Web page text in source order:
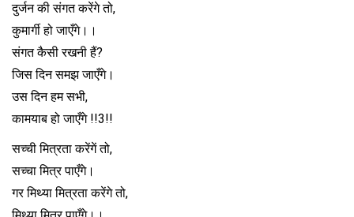
दुर्जन की संगत करेंगे तो,
कुमार्गी हो जाएँगे।।
संगत कैसी रखनी हैं?
जिस दिन समझ जाएँगे।
उस दिन हम सभी,
कामयाब हो जाएँगे !!3!!
सच्ची मित्रता करेंगें तो,
सच्चा मित्र पाएँगे।
गर मिथ्या मित्रता करेंगे तो,